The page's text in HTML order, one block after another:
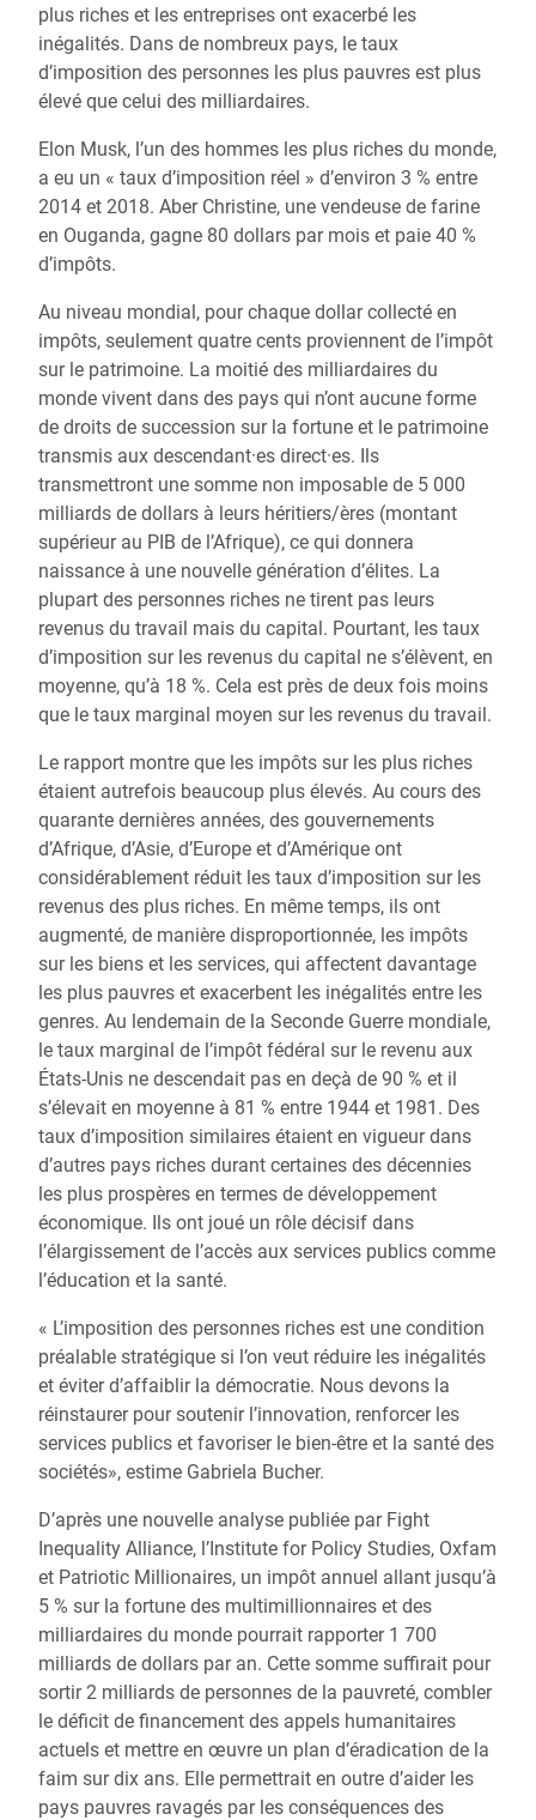
plus riches et les entreprises ont exacerbé les
inégalités. Dans de nombreux pays, le taux
d’imposition des personnes les plus pauvres est plus
élevé que celui des milliardaires.
Elon Musk, l’un des hommes les plus riches du monde,
a eu un « taux d’imposition réel » d’environ 3 % entre
2014 et 2018. Aber Christine, une vendeuse de farine
en Ouganda, gagne 80 dollars par mois et paie 40 %
d’impôts.
Au niveau mondial, pour chaque dollar collecté en
impôts, seulement quatre cents proviennent de l’impôt
sur le patrimoine. La moitié des milliardaires du
monde vivent dans des pays qui n’ont aucune forme
de droits de succession sur la fortune et le patrimoine
transmis aux descendant·es direct·es. Ils
transmettront une somme non imposable de 5 000
milliards de dollars à leurs héritiers/ères (montant
supérieur au PIB de l’Afrique), ce qui donnera
naissance à une nouvelle génération d’élites. La
plupart des personnes riches ne tirent pas leurs
revenus du travail mais du capital. Pourtant, les taux
d’imposition sur les revenus du capital ne s’élèvent, en
moyenne, qu’à 18 %. Cela est près de deux fois moins
que le taux marginal moyen sur les revenus du travail.
Le rapport montre que les impôts sur les plus riches
étaient autrefois beaucoup plus élevés. Au cours des
quarante dernières années, des gouvernements
d’Afrique, d’Asie, d’Europe et d’Amérique ont
considérablement réduit les taux d’imposition sur les
revenus des plus riches. En même temps, ils ont
augmenté, de manière disproportionnée, les impôts
sur les biens et les services, qui affectent davantage
les plus pauvres et exacerbent les inégalités entre les
genres. Au lendemain de la Seconde Guerre mondiale,
le taux marginal de l’impôt fédéral sur le revenu aux
États-Unis ne descendait pas en deçà de 90 % et il
s’élevait en moyenne à 81 % entre 1944 et 1981. Des
taux d’imposition similaires étaient en vigueur dans
d’autres pays riches durant certaines des décennies
les plus prospères en termes de développement
économique. Ils ont joué un rôle décisif dans
l’élargissement de l’accès aux services publics comme
l’éducation et la santé.
« L’imposition des personnes riches est une condition
préalable stratégique si l’on veut réduire les inégalités
et éviter d’affaiblir la démocratie. Nous devons la
réinstaurer pour soutenir l’innovation, renforcer les
services publics et favoriser le bien-être et la santé des
sociétés», estime Gabriela Bucher.
D’après une nouvelle analyse publiée par Fight
Inequality Alliance, l’Institute for Policy Studies, Oxfam
et Patriotic Millionaires, un impôt annuel allant jusqu’à
5 % sur la fortune des multimillionnaires et des
milliardaires du monde pourrait rapporter 1 700
milliards de dollars par an. Cette somme suffirait pour
sortir 2 milliards de personnes de la pauvreté, combler
le déficit de financement des appels humanitaires
actuels et mettre en œuvre un plan d’éradication de la
faim sur dix ans. Elle permettrait en outre d’aider les
pays pauvres ravagés par les conséquences des